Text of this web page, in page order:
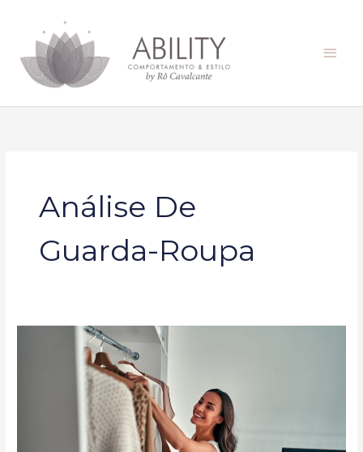
conteúdo
Análise De
Guarda-Roupa
Transformando